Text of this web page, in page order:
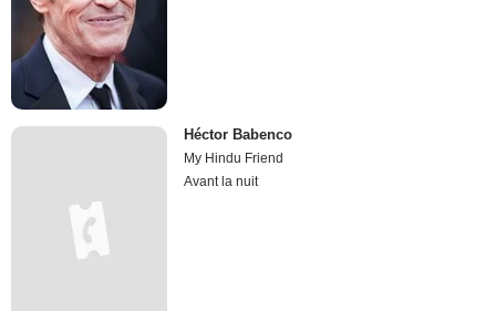
Héctor Babenco
My Hindu Friend
Avant la nuit